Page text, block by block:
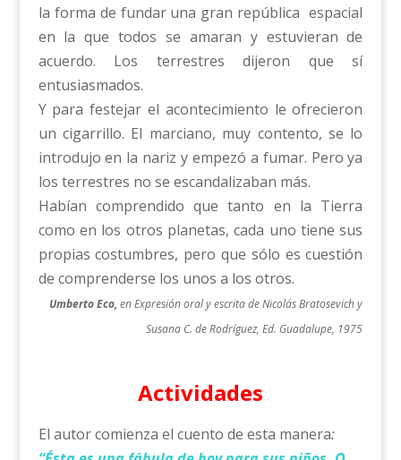
la forma de fundar una gran república espacial
en la que todos se amaran y estuvieran de
acuerdo. Los terrestres dijeron que sí
entusiasmados.
Y para festejar el acontecimiento le ofrecieron
un cigarrillo. El marciano, muy contento, se lo
introdujo en la nariz y empezó a fumar. Pero ya
los terrestres no se escandalizaban más.
Habían comprendido que tanto en la Tierra
como en los otros planetas, cada uno tiene sus
propias costumbres, pero que sólo es cuestión
de comprenderse los unos a los otros.
Umberto Eco,en Expresión oral y escrita de Nicolás Bratosevich y
Susana C. de Rodríguez, Ed. Guadalupe, 1975
Actividades
El autor comienza el cuento de esta manera: